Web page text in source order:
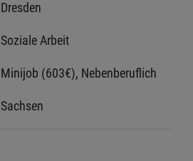
Dresden
Soziale Arbeit
Minijob (603€), Nebenberuflich
Sachsen